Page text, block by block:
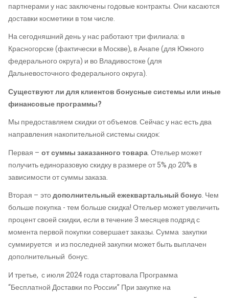
партнерами у нас заключены годовые контракты. Они касаются
доставки косметики в том числе.
На сегодняшний день у нас работают три филиала: в
Красногорске (фактически в Москве), в Анапе (для Южного
федерального округа) и во Владивостоке (для
Дальневосточного федерального округа).
Существуют ли для клиентов бонусные системы или иные
финансовые программы?
Мы предоставляем скидки от объемов. Сейчас у нас есть два
направления накопительной системы скидок:
Первая – от суммы заказанного товара. Отельер может
получить единоразовую скидку в размере от 5% до 20% в
зависимости от суммы заказа.
Вторая – этодополнительный ежеквартальный бонус. Чем
больше покупка - тем больше скидка! Отельер может увеличить
процент своей скидки, если в течение 3 месяцев подряд с
момента первой покупки совершает заказы. Сумма закупки
суммируется и из последней закупки может быть выплачен
дополнительный бонус.
И третье, с июля 2024 года стартовала Программа
“Бесплатной Доставки по России” При закупке на